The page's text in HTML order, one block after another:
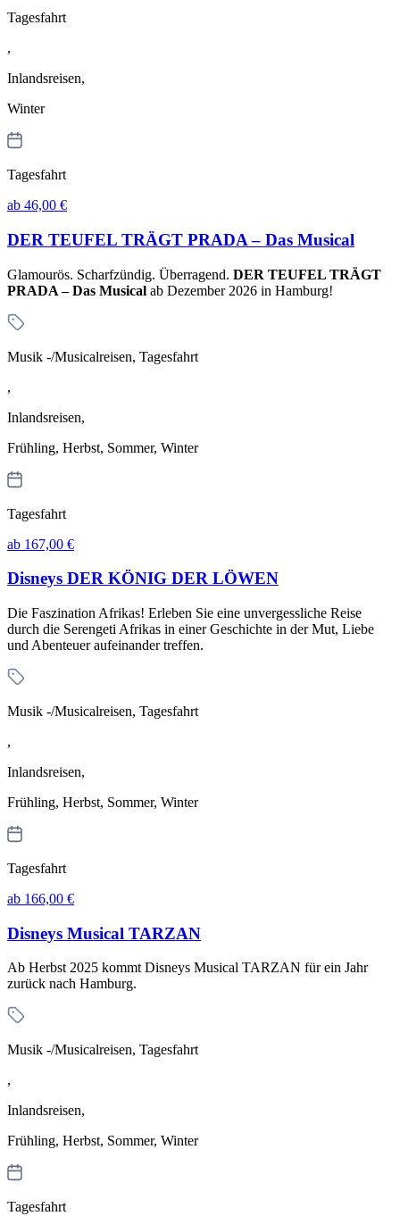
Tagesfahrt
,
Inlandsreisen,
Winter
Tagesfahrt
ab 46,00 €
DER TEUFEL TRÄGT PRADA – Das Musical
Glamourös. Scharfzündig. Überragend. DER TEUFEL TRÄGT
PRADA – Das Musical ab Dezember 2026 in Hamburg!
Musik -/Musicalreisen, Tagesfahrt
,
Inlandsreisen,
Frühling, Herbst, Sommer, Winter
Tagesfahrt
ab 167,00 €
Disneys DER KÖNIG DER LÖWEN
Die Faszination Afrikas! Erleben Sie eine unvergessliche Reise
durch die Serengeti Afrikas in einer Geschichte in der Mut, Liebe
und Abenteuer aufeinander treffen.
Musik -/Musicalreisen, Tagesfahrt
,
Inlandsreisen,
Frühling, Herbst, Sommer, Winter
Tagesfahrt
ab 166,00 €
Disneys Musical TARZAN
Ab Herbst 2025 kommt Disneys Musical TARZAN für ein Jahr
zurück nach Hamburg.
Musik -/Musicalreisen, Tagesfahrt
,
Inlandsreisen,
Frühling, Herbst, Sommer, Winter
Tagesfahrt